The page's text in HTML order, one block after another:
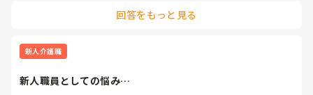
回答をもっと見る
新人介護職
新人職員としての悩み…